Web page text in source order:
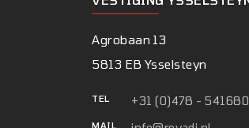
Agrobaan 13
5813 EB Ysselsteyn
TEL +31 (0)478 - 541680
MAIL